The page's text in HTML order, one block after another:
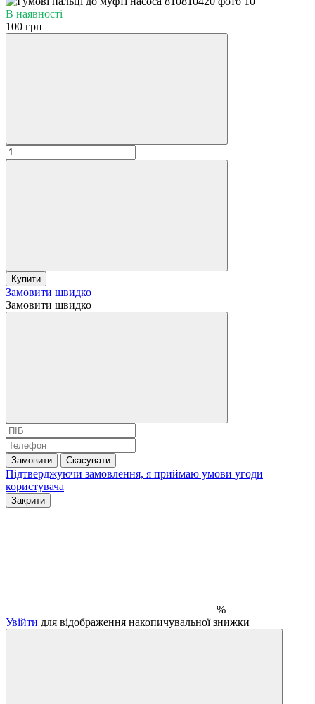
В наявності
100 грн
Купити
Замовити швидко
Замовити швидко
Замовити Скасувати
Підтверджуючи замовлення, я приймаю умови угоди
користувача
Закрити
%
Увійти для відображення накопичувальної знижки